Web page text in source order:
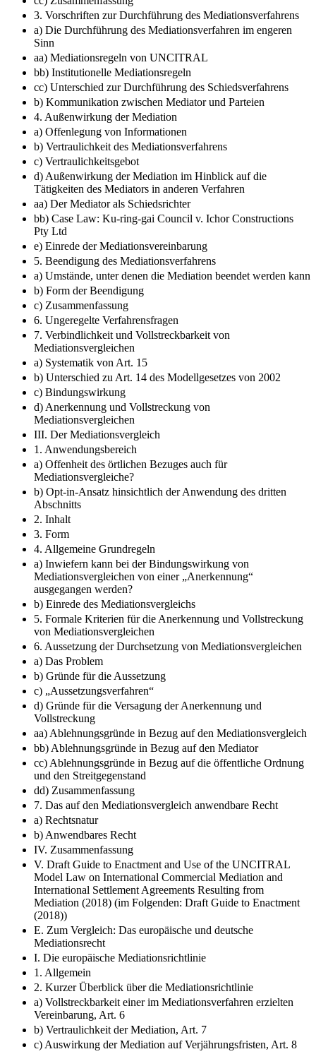
3. Vorschriften zur Durchführung des Mediationsverfahrens
a) Die Durchführung des Mediationsverfahren im engeren
Sinn
aa) Mediationsregeln von UNCITRAL
bb) Institutionelle Mediationsregeln
cc) Unterschied zur Durchführung des Schiedsverfahrens
b) Kommunikation zwischen Mediator und Parteien
4. Außenwirkung der Mediation
a) Offenlegung von Informationen
b) Vertraulichkeit des Mediationsverfahrens
c) Vertraulichkeitsgebot
d) Außenwirkung der Mediation im Hinblick auf die
Tätigkeiten des Mediators in anderen Verfahren
aa) Der Mediator als Schiedsrichter
bb) Case Law: Ku-ring-gai Council v. Ichor Constructions
Pty Ltd
e) Einrede der Mediationsvereinbarung
5. Beendigung des Mediationsverfahrens
a) Umstände, unter denen die Mediation beendet werden kann
b) Form der Beendigung
c) Zusammenfassung
6. Ungeregelte Verfahrensfragen
7. Verbindlichkeit und Vollstreckbarkeit von
Mediationsvergleichen
a) Systematik von Art. 15
b) Unterschied zu Art. 14 des Modellgesetzes von 2002
c) Bindungswirkung
d) Anerkennung und Vollstreckung von
Mediationsvergleichen
III. Der Mediationsvergleich
1. Anwendungsbereich
a) Offenheit des örtlichen Bezuges auch für
Mediationsvergleiche?
b) Opt-in-Ansatz hinsichtlich der Anwendung des dritten
Abschnitts
2. Inhalt
3. Form
4. Allgemeine Grundregeln
a) Inwiefern kann bei der Bindungswirkung von
Mediationsvergleichen von einer „Anerkennung“
ausgegangen werden?
b) Einrede des Mediationsvergleichs
5. Formale Kriterien für die Anerkennung und Vollstreckung
von Mediationsvergleichen
6. Aussetzung der Durchsetzung von Mediationsvergleichen
a) Das Problem
b) Gründe für die Aussetzung
c) „Aussetzungsverfahren“
d) Gründe für die Versagung der Anerkennung und
Vollstreckung
aa) Ablehnungsgründe in Bezug auf den Mediationsvergleich
bb) Ablehnungsgründe in Bezug auf den Mediator
cc) Ablehnungsgründe in Bezug auf die öffentliche Ordnung
und den Streitgegenstand
dd) Zusammenfassung
7. Das auf den Mediationsvergleich anwendbare Recht
a) Rechtsnatur
b) Anwendbares Recht
IV. Zusammenfassung
V. Draft Guide to Enactment and Use of the UNCITRAL
Model Law on International Commercial Mediation and
International Settlement Agreements Resulting from
Mediation (2018) (im Folgenden: Draft Guide to Enactment
(2018))
E. Zum Vergleich: Das europäische und deutsche
Mediationsrecht
I. Die europäische Mediationsrichtlinie
1. Allgemein
2. Kurzer Überblick über die Mediationsrichtlinie
a) Vollstreckbarkeit einer im Mediationsverfahren erzielten
Vereinbarung, Art. 6
b) Vertraulichkeit der Mediation, Art. 7
c) Auswirkung der Mediation auf Verjährungsfristen, Art. 8